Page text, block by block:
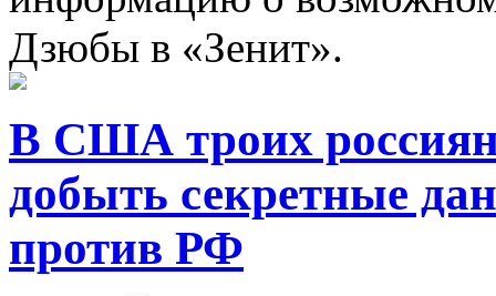
Дзюбы в «Зенит».
В США троих
добыть секретные
против РФ